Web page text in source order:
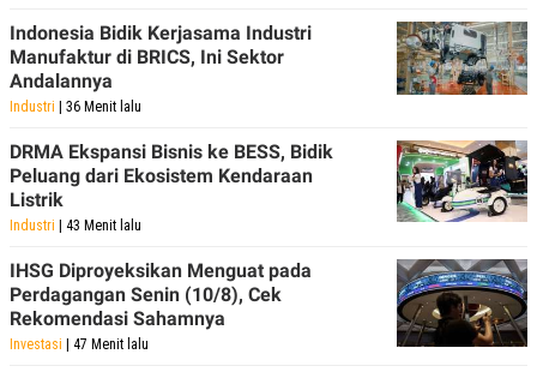
Indonesia Bidik Kerjasama Industri
Manufaktur di BRICS, Ini Sektor
Andalannya
Industri | 36 Menit lalu
DRMA Ekspansi Bisnis ke BESS, Bidik
Peluang dari Ekosistem Kendaraan
Listrik
Industri | 43 Menit lalu
IHSG Diproyeksikan Menguat pada
Perdagangan Senin (10/8), Cek
Rekomendasi Sahamnya
Investasi | 47 Menit lalu